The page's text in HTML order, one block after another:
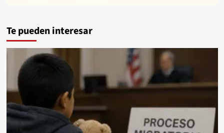
Te pueden interesar